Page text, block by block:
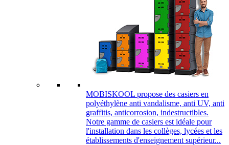
MOBISKOOL propose des casiers en
polyéthylène anti vandalisme, anti UV, anti
graffitis, anticorrosion, indestructibles.
Notre gamme de casiers est idéale pour
l'installation dans les collèges, lycées et les
établissements d'enseignement supérieur...